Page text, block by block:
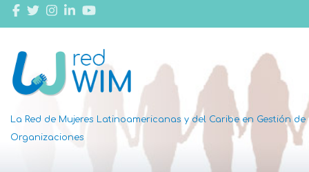
La Red de Mujeres Latinoamericanas y del Caribe en Gestión de
Organizaciones